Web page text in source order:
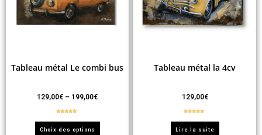
Tableau métal Le combi bus
129,00€ – 199,00€
Choix des options
Tableau métal la 4cv
129,00€
Lire la suite